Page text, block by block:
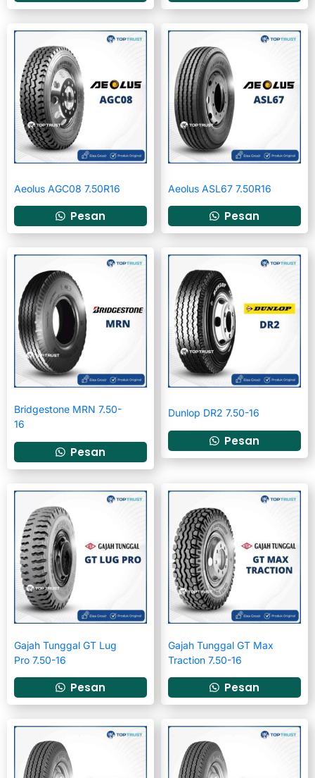
Aeolus AGC08 7.50R16
Pesan
Aeolus ASL67 7.50R16
Pesan
Bridgestone MRN 7.50-
16
Pesan
Dunlop DR2 7.50-16
Pesan
Gajah Tunggal GT Lug
Pro 7.50-16
Pesan
Gajah Tunggal GT Max
Traction 7.50-16
Pesan